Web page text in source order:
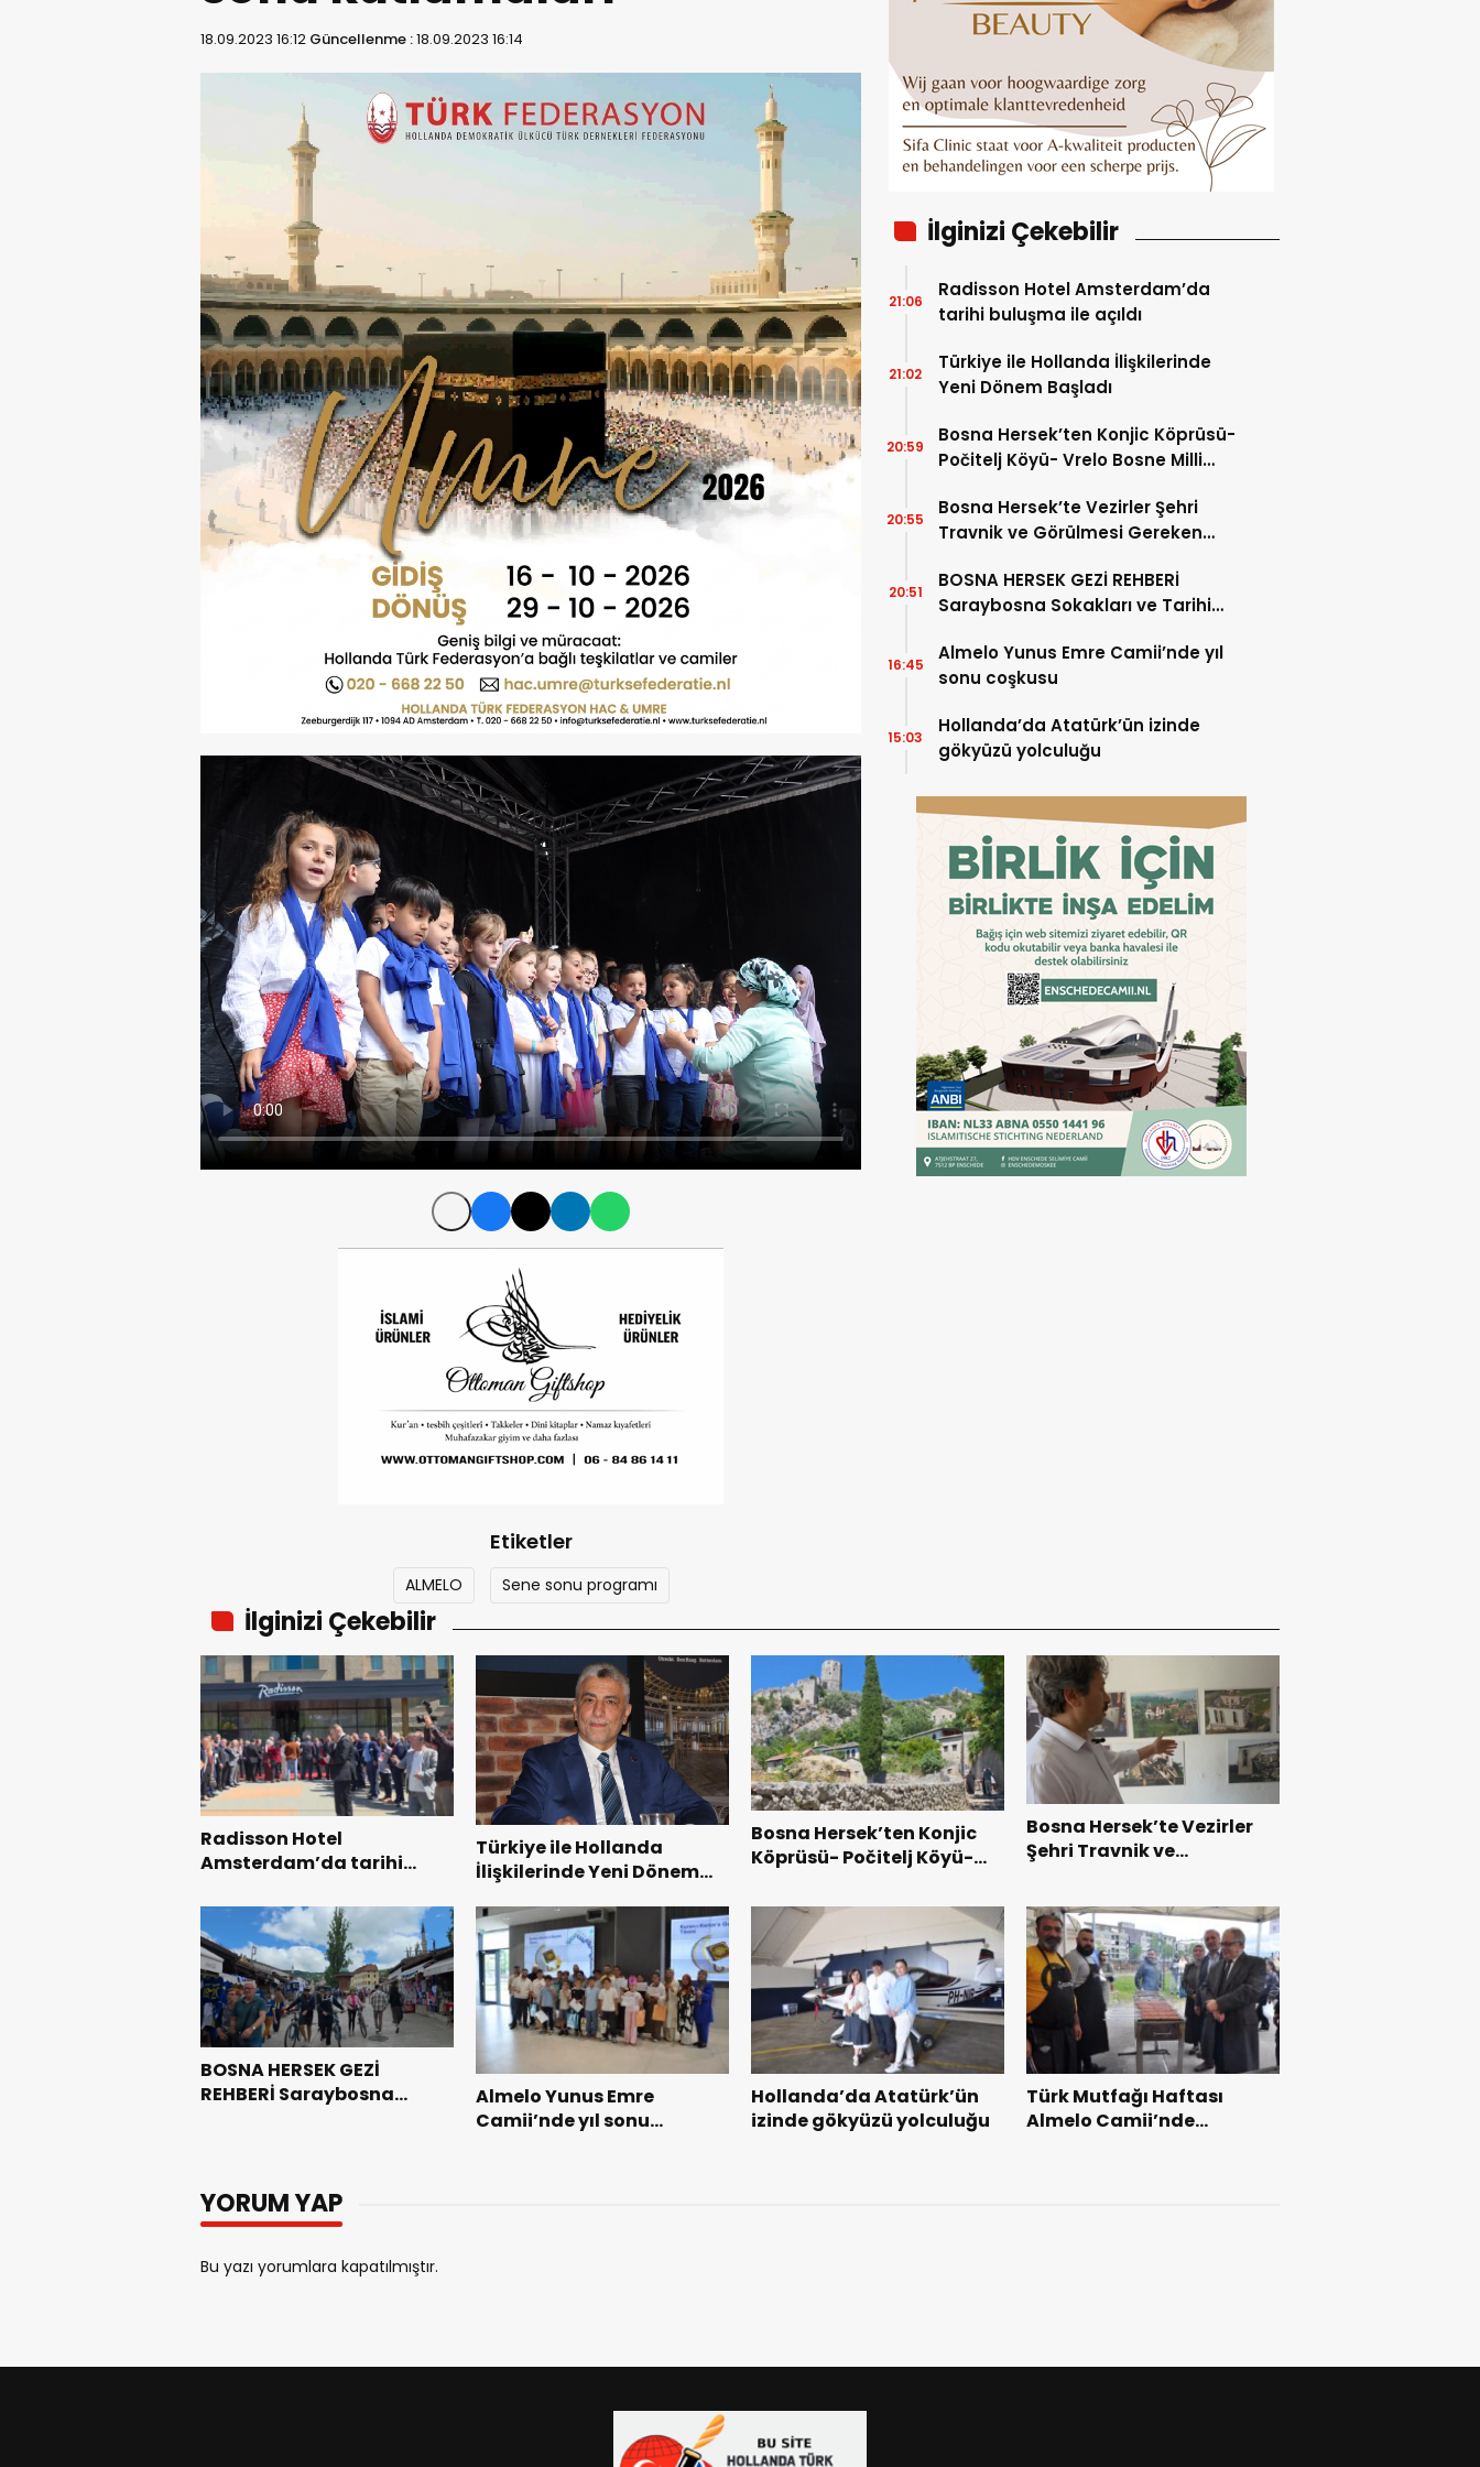
18.09.2023 16:12 Güncellenme :18.09.2023 16:14
Etiketler
ALMELO Sene sonu programı
İlginizi Çekebilir
Radisson Hotel Amsterdam’da
tarihi buluşma ile açıldı
21:06
Türkiye ile Hollanda İlişkilerinde
Yeni Dönem Başladı
21:02
Bosna Hersek’ten Konjic Köprüsü-
Počitelj Köyü- Vrelo Bosne Milli
20:59
Bosna Hersek’te Vezirler Şehri
Travnik ve Görülmesi Gereken
20:55
BOSNA HERSEK GEZİ REHBERİ
Saraybosna Sokakları ve Tarihi
20:51
Almelo Yunus Emre Camii’nde yıl
sonu coşkusu
16:45
Hollanda’da Atatürk’ün izinde
gökyüzü yolculuğu
15:03
İlginizi Çekebilir
Radisson Hotel
Amsterdam’da tarihi
Türkiye ile Hollanda
İlişkilerinde Yeni Dönem
Bosna Hersek’ten Konjic
Köprüsü- Počitelj Köyü-
Bosna Hersek’te Vezirler
Şehri Travnik ve
BOSNA HERSEK GEZİ
REHBERİ Saraybosna
Almelo Yunus Emre
Camii’nde yıl sonu
Hollanda’da Atatürk’ün
izinde gökyüzü yolculuğu
Türk Mutfağı Haftası
Almelo Camii’nde
YORUM YAP
Bu yazı yorumlara kapatılmıştır.